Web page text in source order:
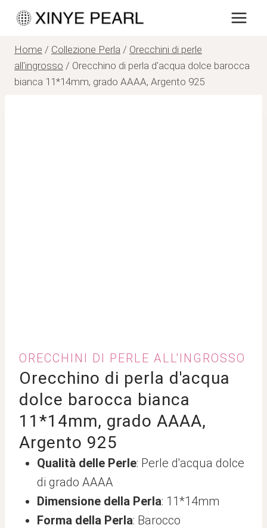
Salta
contenuto
Home / Collezione Perla / Orecchini di perle
all'ingrosso / Orecchino di perla d'acqua dolce barocca
bianca 11*14mm, grado AAAA, Argento 925
ORECCHINI DI PERLE ALL'INGROSSO
Orecchino di perla d'acqua
dolce barocca bianca
11*14mm, grado AAAA,
Argento 925
Qualità delle Perle: Perle d'acqua dolce
di grado AAAA
Dimensione della Perla: 11*14mm
Forma della Perla: Barocco